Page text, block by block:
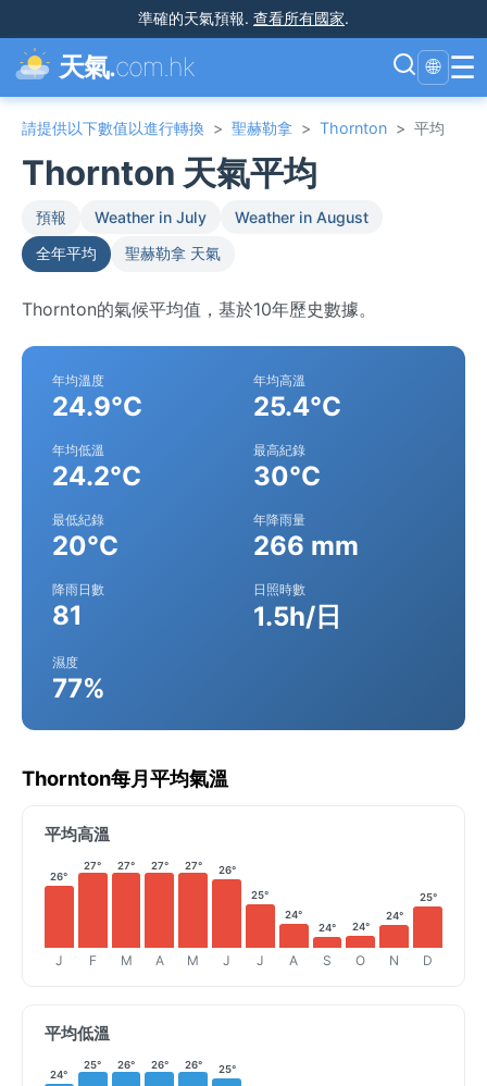
準確的天氣預報. 查看所有國家.
天氣.com.hk 🌐 ☰
請提供以下數值以進行轉換 > 聖赫勒拿 > Thornton > 平均
Thornton 天氣平均
預報 Weather in July
Weather in August
全年平均
聖赫勒拿 天氣
Thornton的氣候平均值，基於10年歷史數據。
年均溫度
24.9°C
年均高溫
25.4°C
年均低溫
24.2°C
最高紀錄
30°C
最低紀錄
20°C
年降雨量
266 mm
降雨日數
81
日照時數
1.5h/日
濕度
77%
Thornton每月平均氣溫
平均高溫
26°
J
27°
F
27°
M
27°
A
27°
M
26°
J
25°
J
24°
A
24°
S
24°
O
24°
N
25°
D
平均低溫
24°
25° 26° 26° 26° 25°